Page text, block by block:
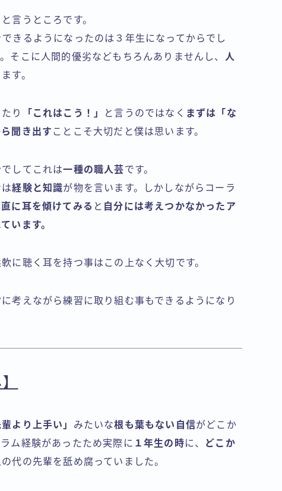
と言うところです。
きるようになったのは３年生になってからでし
そこに人間的優劣などもちろんありませんし、
人
す。
り 「これはこう！」 と言うのではなく まずは「な
聞き出す ことこそ大切だと僕は思います。
でしてこれは一種の職人芸です。
は経験と知識が物を言います。しかしながらコーラ
に耳を傾けてみる と 自分には考えつかなかったア
います。
に聴く耳を持つ事はこの上なく大切です。
考えながら練習に取り組む事もできるようになり
輩より上手い」 みたいな根も葉もない自信がどこか
ム経験があったため実際に １年生の時に、
どこか
代の先輩を舐め腐っていました。